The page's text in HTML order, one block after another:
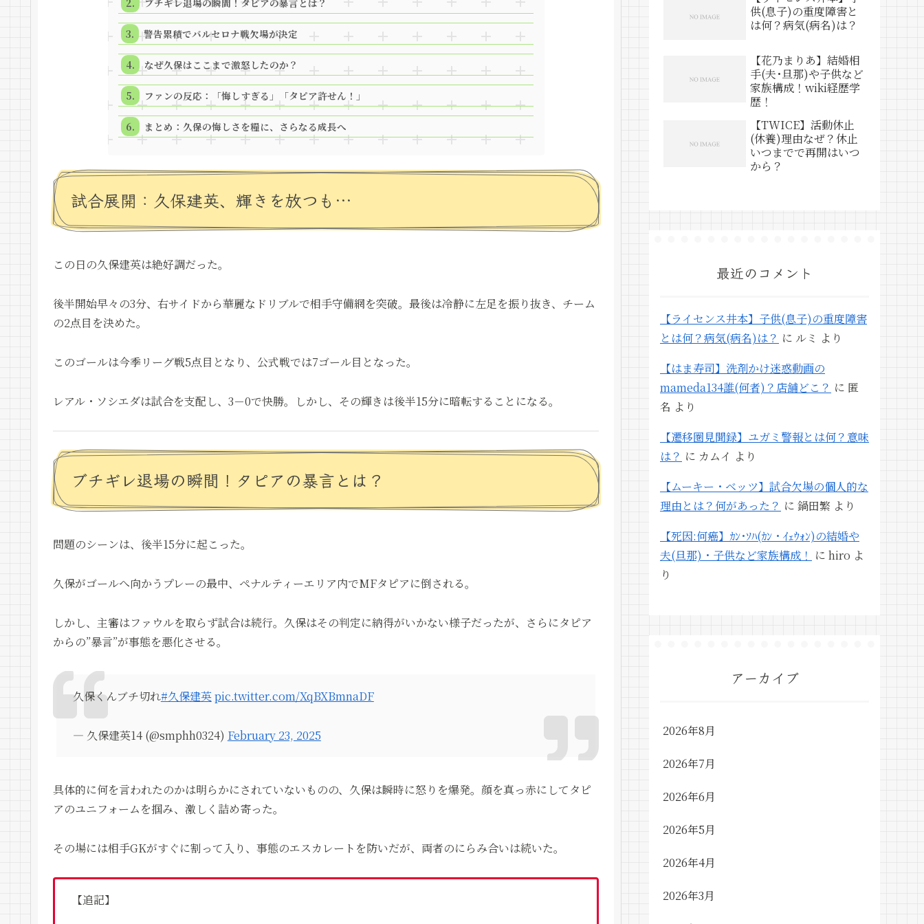
警告累積でバルセロナ戦欠場が決定
なぜ久保はここまで激怒したのか？
ファンの反応：「悔しすぎる」「タピア許せん！」
まとめ：久保の悔しさを糧に、さらなる成長へ
試合展開：久保建英、輝きを放つも…
この日の久保建英は絶好調だった。
後半開始早々の3分、右サイドから華麗なドリブルで相手守備網を突破。最後は冷静に左足を振り抜き、チーム
の2点目を決めた。
このゴールは今季リーグ戦5点目となり、公式戦では7ゴール目となった。
レアル・ソシエダは試合を支配し、3－0で快勝。しかし、その輝きは後半15分に暗転することになる。
ブチギレ退場の瞬間！タピアの暴言とは？
問題のシーンは、後半15分に起こった。
久保がゴールへ向かうプレーの最中、ペナルティーエリア内でMFタピアに倒される。
しかし、主審はファウルを取らず試合は続行。久保はその判定に納得がいかない様子だったが、さらにタピア
からの”暴言”が事態を悪化させる。
久保くんブチ切れ#久保建英pic.twitter.com/XqBXBmnaDF
— 久保建英14 (@smphh0324) February 23, 2025
具体的に何を言われたのかは明らかにされていないものの、久保は瞬時に怒りを爆発。顔を真っ赤にしてタピ
アのユニフォームを掴み、激しく詰め寄った。
その場には相手GKがすぐに割って入り、事態のエスカレートを防いだが、両者のにらみ合いは続いた。
【追記】
供(息子)の重度障害と
は何？病気(病名)は？
【花乃まりあ】結婚相
手(夫･旦那)や子供など
家族構成！wiki経歴学
歴！
【TWICE】活動休止
(休養)理由なぜ？休止
いつまでで再開はいつ
から？
最近のコメント
【ライセンス井本】子供(息子)の重度障害
とは何？病気(病名)は？ に ルミ より
【はま寿司】洗剤かけ迷惑動画の
mameda134誰(何者)？店舗どこ？ に 匿
名 より
【遷移圏見聞録】ユガミ警報とは何？意味
は？ に カムイ より
【ムーキー・ベッツ】試合欠場の個人的な
理由とは？何があった？ に 鍋田繁 より
【死因:何癌】ｶﾝ･ｿﾊ(ｶﾝ・ｲｪｳｫﾝ)の結婚や
夫(旦那)・子供など家族構成！ に hiro よ
り
アーカイブ
2026年8月
2026年7月
2026年6月
2026年5月
2026年4月
2026年3月